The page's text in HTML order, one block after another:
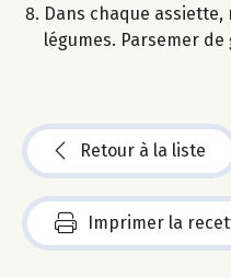
Dans chaque
légumes. Parsemer
Retour à la liste
Imprimer la